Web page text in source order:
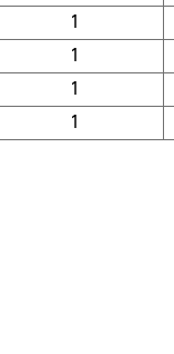
1
1
1
1